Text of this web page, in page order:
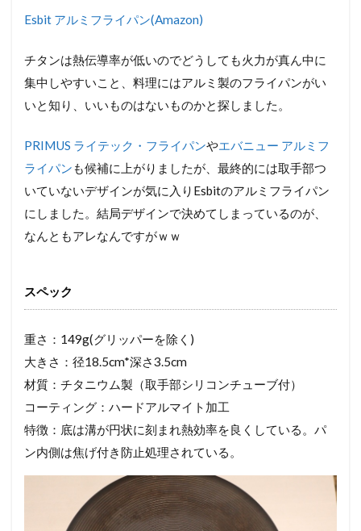
Esbit アルミフライパン(Amazon)
チタンは熱伝導率が低いのでどうしても火力が真ん中に
集中しやすいこと、料理にはアルミ製のフライパンがい
いと知り、いいものはないものかと探しました。
PRIMUS ライテック・フライパンやエバニュー アルミフ
ライパンも候補に上がりましたが、最終的には取手部つ
いていないデザインが気に入りEsbitのアルミフライパン
にしました。結局デザインで決めてしまっているのが、
なんともアレなんですがｗｗ
スペック
重さ：149g(グリッパーを除く)
大きさ：径18.5cm*深さ3.5cm
材質：チタニウム製（取手部シリコンチューブ付）
コーティング：ハードアルマイト加工
特徴：底は溝が円状に刻まれ熱効率を良くしている。パ
ン内側は焦げ付き防止処理されている。